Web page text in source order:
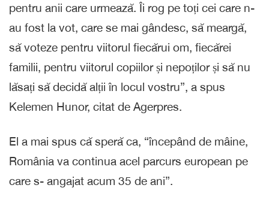
pentru anii care urmează. Îi rog pe toți cei care n-
au fost la vot, care se mai gândesc, să meargă,
să voteze pentru viitorul fiecărui om, fiecărei
familii, pentru viitorul copiilor și nepoților și să nu
lăsați să decidă alții în locul vostru”, a spus
Kelemen Hunor, citat de Agerpres.
El a mai spus că speră ca, “începând de mâine,
România va continua acel parcurs european pe
care s- angajat acum 35 de ani”.